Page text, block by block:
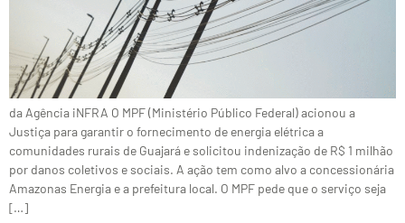
da Agência iNFRA O MPF (Ministério Público Federal) acionou a
Justiça para garantir o fornecimento de energia elétrica a
comunidades rurais de Guajará e solicitou indenização de R$ 1 milhão
por danos coletivos e sociais. A ação tem como alvo a concessionária
Amazonas Energia e a prefeitura local. O MPF pede que o serviço seja
[…]